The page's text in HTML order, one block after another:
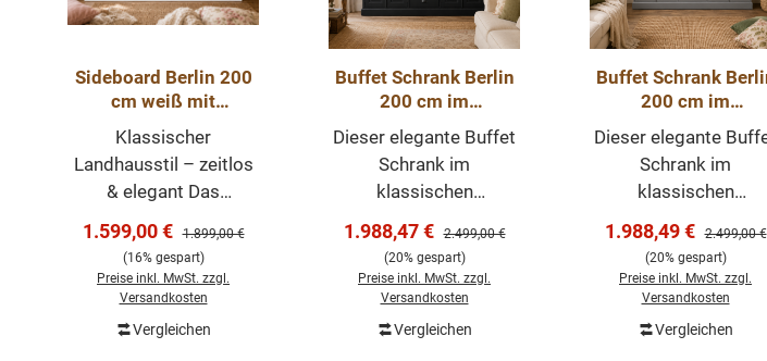
Sideboard Berlin 200
cm weiß mit
Glaselementen
Landhaus-Stil
Klassischer
Landhausstil – zeitlos
& elegant Das
aus der Berlin-
Kollektion überzeugt
durch seine klare
Formensprache,
Verkaufspreis:
1.599,00 € Regulärer Preis:
1.899,00 €
(16% gespart)
Preise inkl. MwSt. zzgl.
Versandkosten
Vergleichen
In den Warenkorb
Buffet Schrank Berlin
200 cm im
Landhausstil –
Schwarz 200 cm
Dieser elegante Buffet
Schrank im
klassischen
echtes Highlight für
Esszimmer, Küche
oder Wohnbereich. Mit
seiner hellen weißen
Verkaufspreis:
1.988,47 € Regulärer Preis:
2.499,00 €
(20% gespart)
Preise inkl. MwSt. zzgl.
Versandkosten
Vergleichen
In den Warenkorb
Buffet Schrank
200 cm im
Landhausstil –
Murano 200 cm
Dieser elegante
Schrank im
klassischen
echtes Highlight für
Esszimmer, Küche
oder Wohnbereich. Mit
seiner hellen weißen
Verkaufspreis:
1.988,49 € Regulärer
2.499,00 €
(20% gespart)
Preise inkl. MwSt. zzgl.
Versandkosten
Vergleichen
In den Warenkorb